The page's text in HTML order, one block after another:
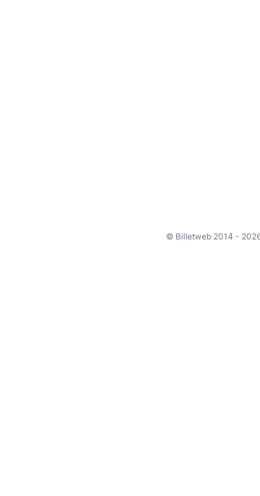
© Billetweb 2014 -